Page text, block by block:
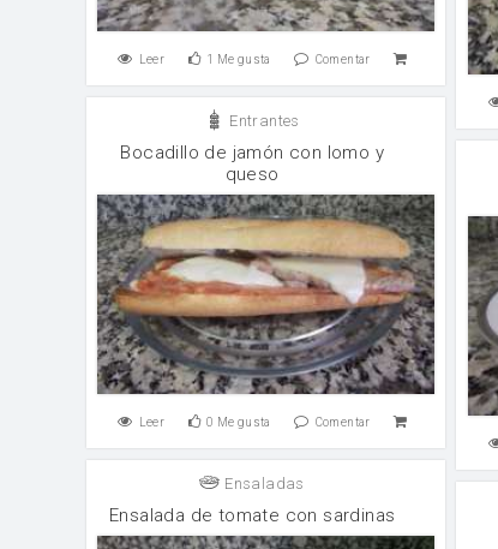
Leer 1 Me gusta Comentar
Entrantes
Bocadillo de jamón con lomo y
queso
Leer 0 Me gusta Comentar
Ensaladas
Ensalada de tomate con sardinas